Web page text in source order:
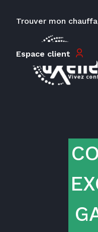
Trouver mon
Espace client